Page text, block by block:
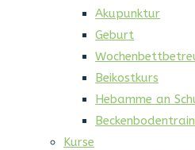
Akupunktur
Geburt
Beikostkurs
Hebamme an
Kurse